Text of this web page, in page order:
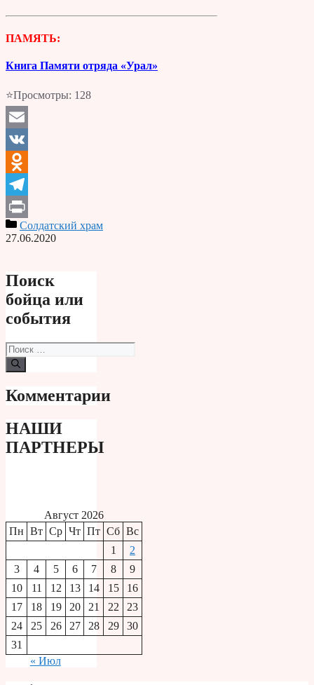
ПАМЯТЬ:
Книга Памяти отряда «Урал»
⭐Просмотры: 128
Email
VK
Odnoklassniki
Telegram
PrintСолдатский храм
27.06.2020
Поиск
бойца или
события
Поиск:
Комментарии
НАШИ
ПАРТНЕРЫ
Август 2026
Пн Вт Ср Чт Пт Сб Вс
1
2
3
4 5 6 7 8
9
10
11 12 13 14 15
16
17
18 19 20 21 22
23
24
25 26 27 28 29
30
31
« Июл